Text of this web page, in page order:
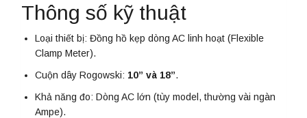
Thông số kỹ thuật
Loại thiết bị: Đồng hồ kẹp dòng AC linh hoạt (Flexible
Clamp Meter).
Cuộn dây Rogowski: 10” và 18”.
Khả năng đo: Dòng AC lớn (tùy model, thường vài ngàn
Ampe).